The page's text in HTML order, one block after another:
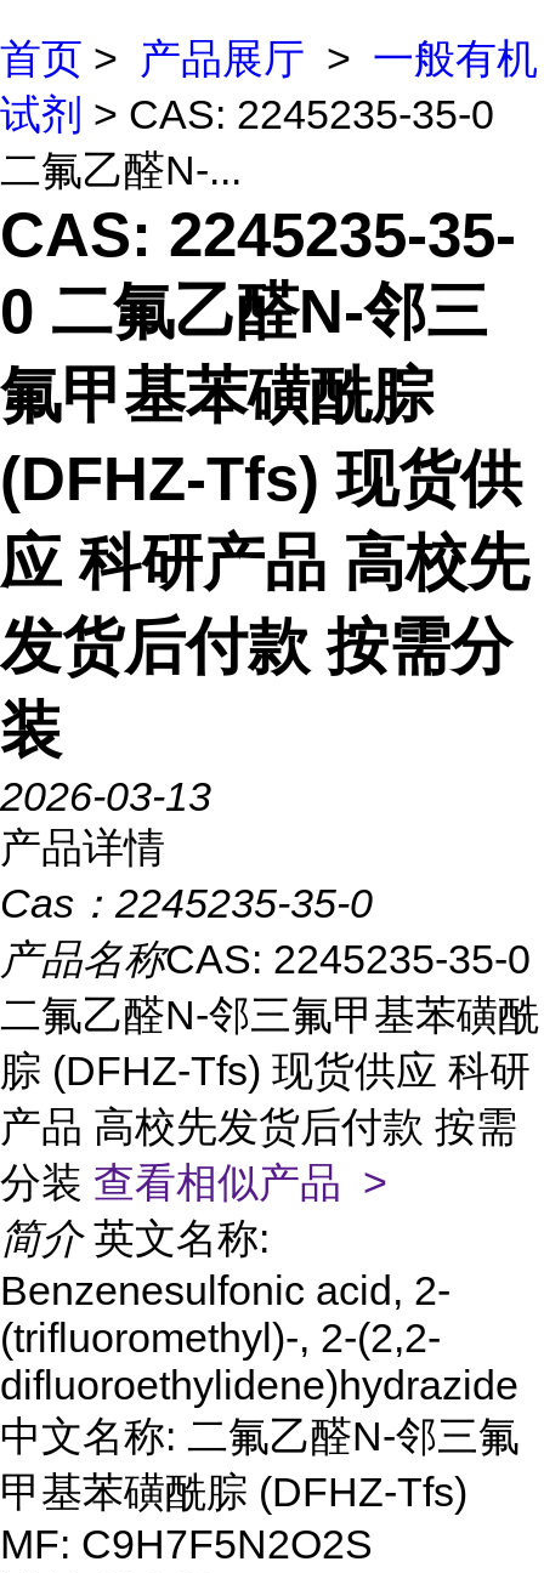
首页 > 产品展厅 > 一般有机
试剂 > CAS: 2245235-35-0
二氟乙醛N-...
CAS: 2245235-35-
0 二氟乙醛N-邻三
氟甲基苯磺酰腙
(DFHZ-Tfs) 现货供
应 科研产品 高校先
发货后付款 按需分
装
2026-03-13
产品详情
Cas： 2245235-35-0
产品名称CAS: 2245235-35-0
二氟乙醛N-邻三氟甲基苯磺酰
腙 (DFHZ-Tfs) 现货供应 科研
产品 高校先发货后付款 按需
分装 查看相似产品 >
简介 英文名称:
Benzenesulfonic acid, 2-
(trifluoromethyl)-, 2-(2,2-
difluoroethylidene)hydrazide
中文名称: 二氟乙醛N-邻三氟
甲基苯磺酰腙 (DFHZ-Tfs)
MF: C9H7F5N2O2S